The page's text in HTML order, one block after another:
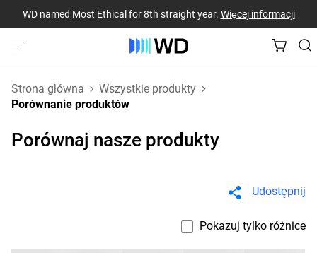
WD named Most Ethical for 8th straight year. Więcej informacji
Strona główna
Wszystkie produkty
Porównanie produktów
Porównaj nasze produkty
Udostępnij
Pokazuj tylko różnice